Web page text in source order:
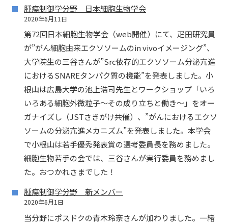
腫瘍制御学分野 日本細胞生物学会
2020年6月11日
第72回日本細胞生物学会（web開催）にて、疋田研究員
が”がん細胞由来エクソソームのin vivoイメージング”、
大学院生の三谷さんが”Src依存的エクソソーム分泌亢進
におけるSNAREタンパク質の機能”を発表しました。小
根山は広島大学の池上浩司先生とワークショップ「いろ
いろある細胞外微粒子～その成り立ちと働き～」をオー
ガナイズし（JSTさきがけ共催）、”がんにおけるエクソ
ソームの分泌亢進メカニズム”を発表しました。本学会
で小根山は若手優秀発表賞の選考委員長を務めました。
細胞生物若手の会では、三谷さんが実行委員を務めまし
た。おつかれさまでした！
腫瘍制御学分野 新メンバー
2020年6月1日
当分野にポスドクの青木玲奈さんが加わりました。一緒